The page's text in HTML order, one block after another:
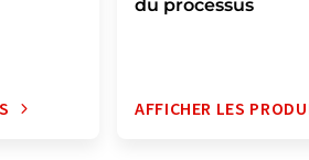
du processus
AFFICHER LES